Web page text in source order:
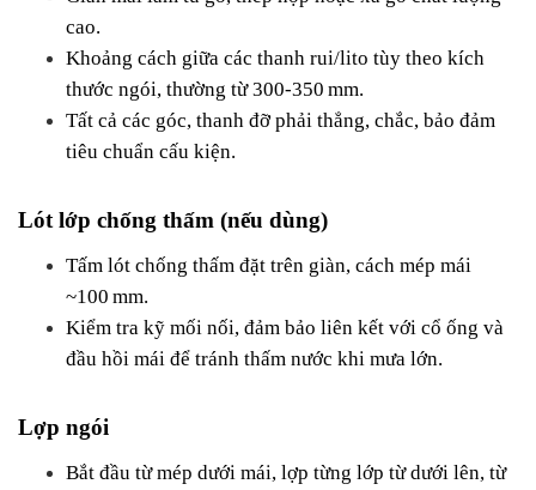
cao.
Khoảng cách giữa các thanh rui/lito tùy theo kích
thước ngói, thường từ 300-350 mm.
Tất cả các góc, thanh đỡ phải thẳng, chắc, bảo đảm
tiêu chuẩn cấu kiện.
Lót lớp chống thấm (nếu dùng)
Tấm lót chống thấm đặt trên giàn, cách mép mái
~100 mm.
Kiểm tra kỹ mối nối, đảm bảo liên kết với cổ ống và
đầu hồi mái để tránh thấm nước khi mưa lớn.
Lợp ngói
Bắt đầu từ mép dưới mái, lợp từng lớp từ dưới lên, từ